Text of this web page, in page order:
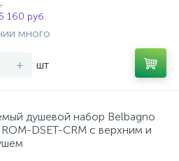
160 руб.
много
+ шт
душевой набор Belbagno
DSET-CRM с верхним и